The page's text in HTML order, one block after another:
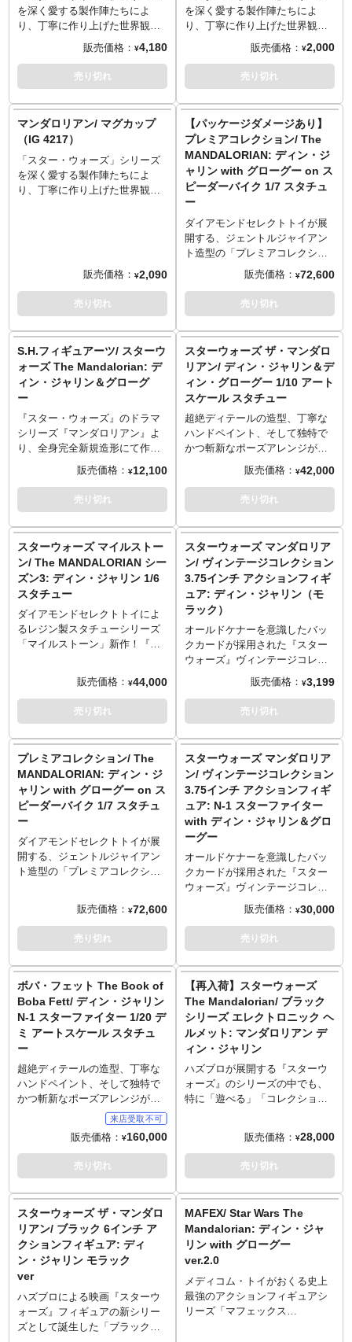
ちらは全10種のコンプリートセ
ット！我らの道！
を深く愛する製作陣たちによ
り、丁寧に作り上げた世界観と
ストーリーによって世界中の多
くのファンを魅了しているスピ
ンオフドラマ『マンダロリア
ン』から実用性の高いグッズが
も可愛らしいMANGAテイスト
のグローグーが前面にデザイン
されたTシャツ。グローグーとマ
ンド―の関係性にほっこり必
須！
販売価格： ¥4,180
売り切れ
を深く愛する製作陣たちによ
り、丁寧に作り上げた世界観と
ストーリーによって世界中の多
くのファンを魅了しているスピ
ンオフドラマ『マンダロリア
ン』から実用性の高いグッズが
グーが眠るポット型パスケー
ス。すやすや眠るグローグーを
見るたびに心に癒しが広がる素
敵なデザイン。
販売価格： ¥2,000
売り切れ
マンダロリアン/ マグカップ
（IG 4217）
「スター・ウォーズ」シリーズ
を深く愛する製作陣たちによ
り、丁寧に作り上げた世界観と
MANGAテイストがなんとも可
愛らしいマグカップ。底面にも
デザインが入っていてファンに
販売価格： ¥2,090
売り切れ
【パッケージダメージあり】
プレミアコレクション/ The
MANDALORIAN: ディン・ジ
ャリン with グローグー on ス
ピーダーバイク 1/7 スタチュ
ー
ダイアモンドセレクトトイが展
開する、ジェントルジャイアン
ト造型の「プレミアコレクショ
ン」にマンドーが登場！シーズ
ン2のメインビジュアルで見せた
スウープで駆けるシチュエーシ
ョンにフォーカスを当てて、躍
瞬間をチョイスすることで、動
きのある瞬間を魅せるととも
に、浮遊感も両立させる演出は
スタチューならではの醍醐味。
1/7スケール、全高約23センチ、
全長約31センチというサイズ感
も、その迫力と躍動感を加速さ
ジン」と揶揄されることもある
スウープの魅力は、装飾を取り
払った無骨な姿。登場回数こそ
美術に通底する「ガラクタ感」
を尊重したデザインを堪能でき
る点も見どころのひとつです。
※この商品は入荷数の減数など
によりご予約をキャンセル頂く
場合や、分納での入荷となる場
合がございます。
販売価格： ¥72,600
売り切れ
S.H.フィギュアーツ/ スターウ
ォーズ The Mandalorian: デ
ィン・ジャリン＆グローグ
ー
『スター・ウォーズ』のドラマ
シリーズ『マンダロリアン』よ
り、全身完全新規造形にて作中
の「マンダロリアン」＆「グロ
ーグー」が「S.H.フィギュアー
ツ」に登場！各キャラクターの
プロポーション、衣装のシワ感
となった「グローグー」のホバ
ープラムやダークサイバーが付
属！今まで以上に「遊ぶ」が捗
る「マンダロリアン」と「グロ
ーグー」がここに誕生！初付属
のダークセイバーを両手で握ら
せるようにジョイントパーツは
リアルなポージングが可能。グ
ローグーのプラムは「シーズン
3」に出てきた新デザインで立体
ーツを取り替えることで可愛ら
しい彼の豊かな表情を再現。耳
も上下に可動可能。償いのため
に、マンダロア惑星の鉱山内の
泉から水を回収して、アーマラ
ーに証拠として取り出してきた
水筒も付属。
[セット内容]マンダロリアン本体
×1、交換用手首左5種右7種、グ
換用頭部×1、グローグー用プラ
ム一式、ジェットパック×1、ダ
ークセイバー×1、ライフル×1、
式、ブラスター×1、水筒×1、ジ
ェットパック用エフェクトパー
ツ左右×1
販売価格： ¥12,100
売り切れ
スターウォーズ ザ・マンダロ
リアン/ ディン・ジャリン＆デ
ィン・グローグー 1/10 アート
スケール スタチュー
超絶ディテールの造型、丁寧な
ハンドペイント、そして独特で
かつ斬新なポーズアレンジが魅
力のブラジル発メーカー「アイ
アンスタジオ」。そのアイアン
スタジオが展開する1/10スケー
ルの「アートスケール」シリー
るディン・ジャリン＆グローグ
ーがラインナップです。グロー
グーが乗ったポッドの側に立つ
「マンドー」ディン・ジャリン
の姿を、全高約21センチでスタ
チュー化。マンドーの装甲服や
装備品にはウェザリング塗装を
追加し、グローグーの愛らしい
部に至るまで精巧に再現。腕は
差し替えることでダークセーバ
ー装備にも。
販売価格： ¥42,000
売り切れ
スターウォーズ マイルストー
ン/ The MANDALORIAN シー
ズン3: ディン・ジャリン 1/6
スタチュー
ダイアモンドセレクトトイによ
るレジン製スタチューシリーズ
「マイルストーン」新作！『ス
品「マンダロリアン」から、デ
ィン・ジャリンがラインナップ
です。今回はシーンズ3でのディ
ン・ジャリン、ベスカーアーマ
はダークセーバーを装備した姿
を、1/6スケール、全高約33セン
チのスタチューとして再現しま
した。足元は岩場をチョイス
し、シンプルながらもしっかり
とした存在感に！
※この商品は入荷数の減数など
によりご予約をキャンセル頂く
場合や、分納での入荷となる場
販売価格： ¥44,000
売り切れ
スターウォーズ マンダロリア
ン/ ヴィンテージコレクション
3.75インチ アクションフィギ
ュア: ディン・ジャリン（モ
ラック）
オールドケナーを意識したバッ
クカードが採用された『スター
ウォーズ』ヴィンテージコレク
ションの3.75インチフィギュ
ア。こちらは、Disney+配信の
人気ドラマ『ザ・マンダロリア
ン』から、モラックにてトラン
チスケールで再現したアイテ
ム。小型ながらも約15箇所の可
動ポイントを擁し、細部まで再
現。武器としてブラスター・ピ
ストルが付属し、アクセサリー
として着脱可能なヘルメットが
付属。1970年代にケナー社が発
売していたシリーズを彷彿とさ
せるパッケージデザインもたま
販売価格： ¥3,199
売り切れ
プレミアコレクション/ The
MANDALORIAN: ディン・ジ
ャリン with グローグー on ス
ピーダーバイク 1/7 スタチュ
ー
ダイアモンドセレクトトイが展
開する、ジェントルジャイアン
ト造型の「プレミアコレクショ
ン2のメインビジュアルで見せた
スウープで駆けるシチュエーシ
ョンにフォーカスを当てて、躍
動感あふれる仕上がりになりま
瞬間をチョイスすることで、動
きのある瞬間を魅せるととも
に、浮遊感も両立させる演出は
スタチューならではの醍醐味。
1/7スケール、全高約23センチ、
全長約31センチというサイズ感
も、その迫力と躍動感を加速さ
せています。「座席付きのエン
ジン」と揶揄されることもある
スウープの魅力は、装飾を取り
払った無骨な姿。登場回数こそ
少なかったものの、旧三部作の
美術に通底する「ガラクタ感」
を尊重したデザインを堪能でき
※この商品は入荷数の減数など
によりご予約をキャンセル頂く
場合や、分納での入荷となる場
合がございます。
販売価格： ¥72,600
売り切れ
スターウォーズ マンダロリア
ン/ ヴィンテージコレクション
3.75インチ アクションフィギ
ュア: N-1 スターファイター
with ディン・ジャリン＆グロ
ーグー
オールドケナーを意識したバッ
クカードが採用された『スター
ウォーズ』ヴィンテージコレク
ションの3.75インチフィギュ
ア。Disney+配信の人気ドラマ
『ザ・マンダロリアン』から、
「マンドー」ディン・ジャリン
がラインナップしました！3.75
インチスケールに合わせ大型化
された機体は、エンジンカバー
が取り外し出来るなど、細部に
至るまで再現。パイロットとな
るマンドー、グローグーももち
ろん付属し、コックピットに搭
乗可能です。ダークセーバー、
ブラスターピストル、ベスカー
クなど豊富な専用アクセサリー
が付属する点には注目！特製ス
タンドを使い、飛行状態でのデ
ージは70年代にケナー社が発売
していたシリーズを彷彿とさせ
るデザインを採用していていま
す。
販売価格： ¥30,000
売り切れ
ボバ・フェット The Book of
Boba Fett/ ディン・ジャリン
N-1 スターファイター 1/20 デ
ミ アートスケール スタチュ
ー
超絶ディテールの造型、丁寧な
ハンドペイント、そして独特で
かつ斬新なポーズアレンジが魅
力のブラジル発メーカー「アイ
アンスタジオ」。そのアイアン
スタジオの1/20スケールシリー
ズ「デミ・アートスケール」新
作として、Disney+配信『The
ン・ジャリンの愛機「N-1スター
ファイター」がラインナップで
す。劇中の「N-1 スターファイ
ター」を、全長約60センチ、
1/20スケールのスタチューとし
て立体化。細部に至るまで精巧
に造形、丁寧なハンドペイント
など、こだわり抜いた仕上がり
に。コクピットにはディン・ジ
販売価格： ¥160,000
売り切れ
【再入荷】スターウォーズ
The Mandalorian/ ブラック
シリーズ エレクトロニック ヘ
ルメット: マンダロリアン デ
ィン・ジャリン
ハズブロが展開する『スターウ
ォーズ』のシリーズの中でも、
特に「遊べる」「コレクション
プリカ並のクオリティをみせる
ヘルメットシリーズから新作登
場です。こちらは『STAR
の主人公、「マンドー」ことデ
ィン・ジャリンのヘルメット！
マンダロアの戦士「マンダロリ
アン」が使う、独特な形状のヘ
ルメット。ボバ・フェットのデ
ザインとは違う、劇中の意匠を
忠実に再現しています。ABS/プ
ラスチック製ながら、金属のそ
販売価格： ¥28,000
売り切れ
スターウォーズ ザ・マンダロ
リアン/ ブラック 6インチ ア
クションフィギュア: ディ
ン・ジャリン モラック
ver
ハズブロによる映画『スターウ
ォーズ』フィギュアの新シリー
ズとして誕生した「ブラック」
MAFEX/ Star Wars The
Mandalorian: ディン・ジャ
リン with グローグー
ver.2.0
メディコム・トイがおくる史上
最強のアクションフィギュアシ
リーズ「マフェックス